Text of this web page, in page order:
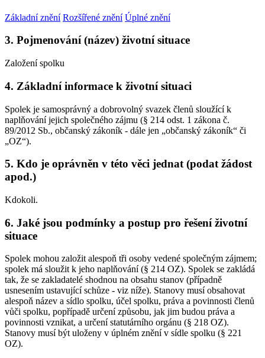
Základní znění Rozšířené znění Úplné znění
3. Pojmenování (název) životní situace
Založení spolku
4. Základní informace k životní situaci
Spolek je samosprávný a dobrovolný svazek členů sloužící k
naplňování jejich společného zájmu (§ 214 odst. 1 zákona č.
89/2012 Sb., občanský zákoník - dále jen „občanský zákoník“ či
„OZ“).
5. Kdo je oprávněn v této věci jednat (podat žádost
apod.)
Kdokoli.
6. Jaké jsou podmínky a postup pro řešení životní
situace
Spolek mohou založit alespoň tři osoby vedené společným zájmem;
spolek má sloužit k jeho naplňování (§ 214 OZ). Spolek se zakládá
tak, že se zakladatelé shodnou na obsahu stanov (případně
usnesením ustavující schůze - viz níže). Stanovy musí obsahovat
alespoň název a sídlo spolku, účel spolku, práva a povinnosti členů
vůči spolku, popřípadě určení způsobu, jak jim budou práva a
povinnosti vznikat, a určení statutárního orgánu (§ 218 OZ).
Stanovy musí být uloženy v úplném znění v sídle spolku (§ 221
OZ).